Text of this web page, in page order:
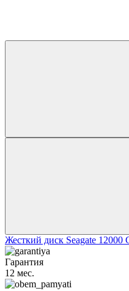
Жесткий диск Seagate 12000
Гарантия
12 мес.